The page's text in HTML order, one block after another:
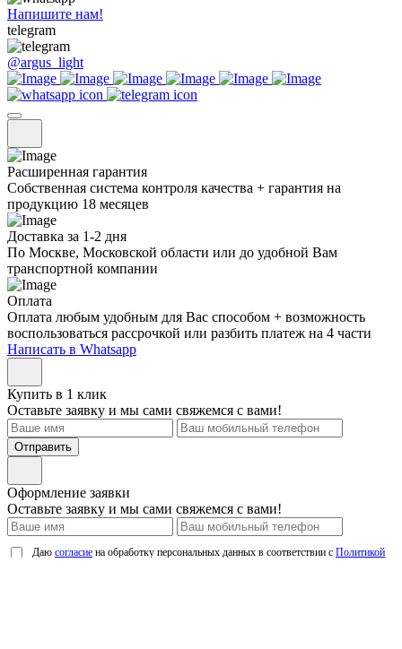
Напишите нам!
telegram
@argus_light
Расширенная гарантия
Собственная система контроля качества + гарантия на
продукцию 18 месяцев
Доставка за 1-2 дня
По Москве, Московской области или до удобной Вам
транспортной компании
Оплата
Оплата любым удобным для Вас способом + возможность
воспользоваться рассрочкой или разбить платеж на 4 части
Написать в Whatsapp
Купить в 1 клик
Оставьте заявку и мы сами свяжемся с вами!
Отправить
Оформление заявки
Оставьте заявку и мы сами свяжемся с вами!
Даю согласие на обработку персональных данных в соответствии с Политикой